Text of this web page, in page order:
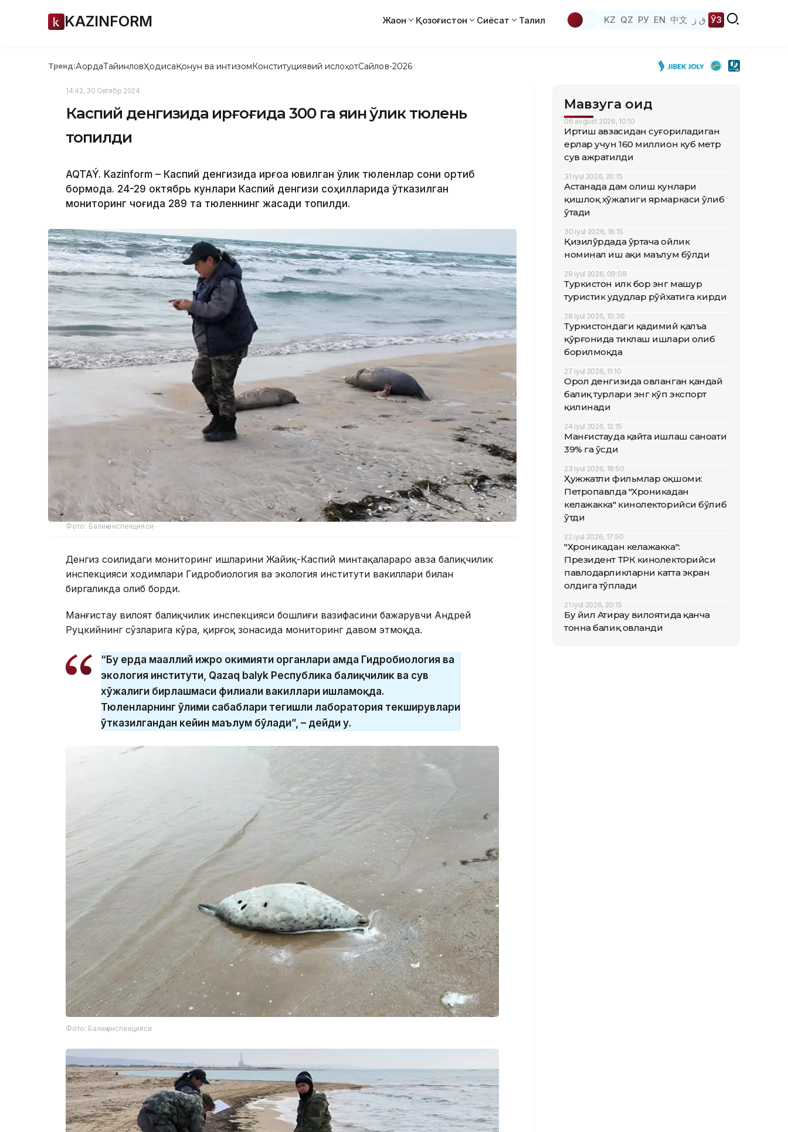
KAZINFORM Жаҳон Қозоғистон Сиёсат Таҳлил KZ QZ РУ EN 中文 ق ز ЎЗ
Тренд:АқордаТайинловҲодисаҚонун ва интизомКонституциявий ислоҳотСайлов-2026
14:42, 30 Октябр 2024
Каспий денгизида қирғоғида 300 га яқин ўлик тюлень
топилди
AQTAÝ. Kazinform – Каспий денгизида қирғоққа ювилган ўлик тюленлар сони ортиб
бормоқда. 24-29 октябрь кунлари Каспий денгизи соҳилларида ўтказилган
мониторинг чоғида 289 та тюленнинг жасади топилди.
Фото: Балиқ инспекцияси
Денгиз соҳилидаги мониторинг ишларини Жайиқ-Каспий минтақалараро ҳавза балиқчилик
инспекцияси ходимлари Гидробиология ва экология институти вакиллари билан
биргаликда олиб борди.
Манғистау вилоят балиқчилик инспекцияси бошлиғи вазифасини бажарувчи Андрей
Руцкийнинг сўзларига кўра, қирғоқ зонасида мониторинг давом этмоқда.
“Бу ерда маҳаллий ижро ҳокимияти органлари ҳамда Гидробиология ва
экология институти, Qazaq balyk Республика балиқчилик ва сув
хўжалиги бирлашмаси филиали вакиллари ишламоқда.
Тюленларнинг ўлими сабаблари тегишли лаборатория текширувлари
ўтказилгандан кейин маълум бўлади”, – дейди у.
Фото: Балиқ инспекцияси
Мавзуга оид
06 avgust 2026, 10:10
Иртиш ҳавзасидан суғориладиган
ерлар учун 160 миллион куб метр
сув ажратилди
31 iyul 2026, 20:15
Астанада дам олиш кунлари
қишлоқ хўжалиги ярмаркаси ўлиб
ўтади
30 iyul 2026, 18:15
Қизилўрдада ўртача ойлик
номинал иш ҳақи маълум бўлди
29 iyul 2026, 09:08
Туркистон илк бор энг машҳур
туристик ҳудудлар рўйхатига кирди
28 iyul 2026, 10:36
Туркистондаги қадимий қалъа
қўрғонида тиклаш ишлари олиб
борилмоқда
27 iyul 2026, 11:10
Орол денгизида овланган қандай
балиқ турлари энг кўп экспорт
қилинади
24 iyul 2026, 12:15
Манғистауда қайта ишлаш саноати
39% га ўсди
23 iyul 2026, 18:50
Ҳужжатли фильмлар оқшоми:
Петропавлда "Хроникадан
келажакка" кинолекторийси бўлиб
ўтди
22 iyul 2026, 17:50
"Хроникадан келажакка":
Президент ТРК кинолекторийси
павлодарликларни катта экран
олдига тўплади
21 iyul 2026, 20:15
Бу йил Атирау вилоятида қанча
тонна балиқ овланди